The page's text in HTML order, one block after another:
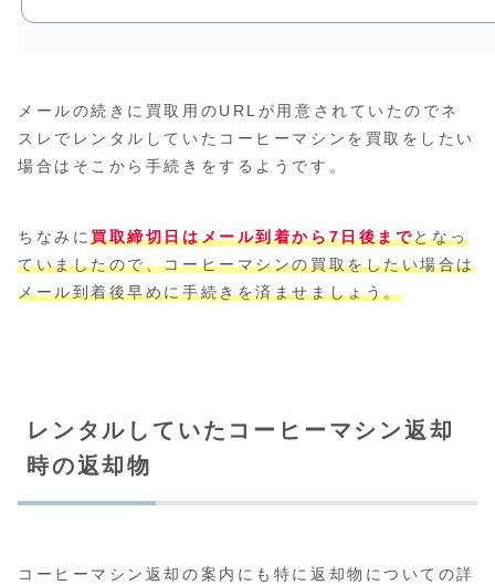
メールの続きに買取用のURLが用意されていたのでネ
スレでレンタルしていたコーヒーマシンを買取をしたい
場合はそこから手続きをするようです。
ちなみに買取締切日はメール到着から7日後までとなっ
ていましたので、コーヒーマシンの買取をしたい場合は
メール到着後早めに手続きを済ませましょう。
レンタルしていたコーヒーマシン返却
時の返却物
コーヒーマシン返却の案内にも特に返却物についての詳